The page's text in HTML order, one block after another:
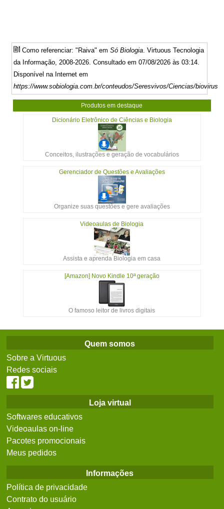
Como referenciar: "Raiva" emSó Biologia. Virtuous Tecnologia
da Informação, 2008-2026. Consultado em 07/08/2026 às 03:14.
Disponível na Internet em
https://www.sobiologia.com.br/conteudos/Seresvivos/Ciencias/
Produtos em destaque
Dicionário Eletrônico de Ciências e Biologia
Conceitos, ilustrações e geração de vocabulários
Gerenciador de Questões e Avaliações
Organize suas questões e gere avaliações
Videoaulas de Biologia
Assista e aprenda Biologia em casa
[Amazon] Novo Kindle 10ª geração
O famoso leitor de livros digitais
Quem somos
Sobre a Virtuous
Redes sociais
Loja virtual
Softwares educativos
Videoaulas on-line
Pacotes promocionais
Meus pedidos
Informações
Política de privacidade
Contrato do usuário